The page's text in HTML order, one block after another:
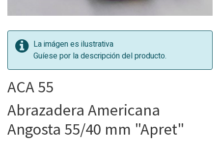
La imágen es ilustrativa
Guíese por la descripción del producto.
ACA 55
Abrazadera Americana
Angosta 55/40 mm "Apret"